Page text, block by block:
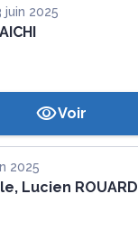
juin 2025
Voir
2025
Lucien ROUARD